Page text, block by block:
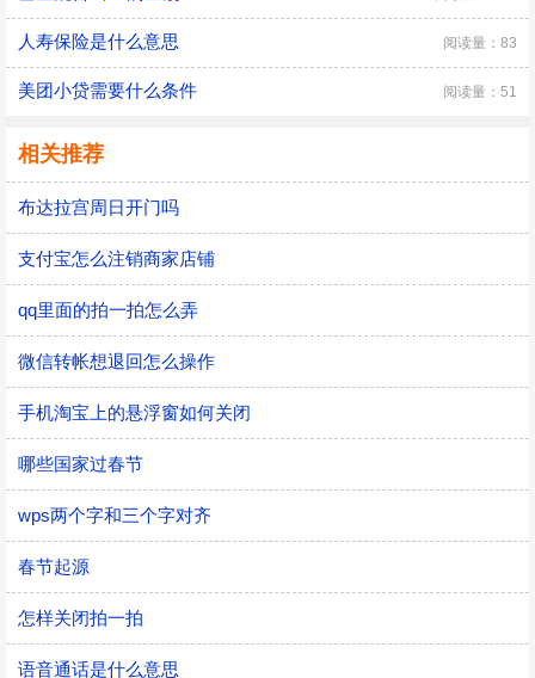
人寿保险是什么意思 阅读量：83
美团小贷需要什么条件 阅读量：51
相关推荐
布达拉宫周日开门吗
支付宝怎么注销商家店铺
qq里面的拍一拍怎么弄
微信转帐想退回怎么操作
手机淘宝上的悬浮窗如何关闭
哪些国家过春节
wps两个字和三个字对齐
春节起源
怎样关闭拍一拍
语音通话是什么意思